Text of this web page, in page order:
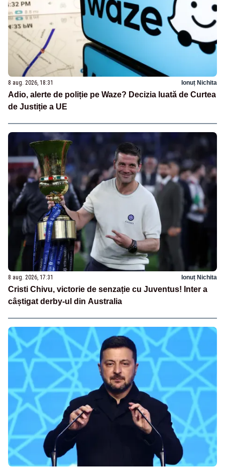
8 aug. 2026, 18:31 Ionuț Nichita
Adio, alerte de poliție pe Waze? Decizia luată de Curtea
de Justiție a UE
8 aug. 2026, 17:31 Ionuț Nichita
Cristi Chivu, victorie de senzație cu Juventus! Inter a
câștigat derby-ul din Australia